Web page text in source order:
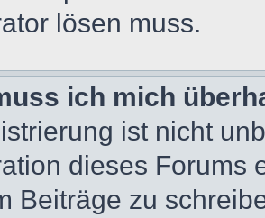
lösen muss.
ich mich
ist nicht
dieses Forums
Beiträge zu